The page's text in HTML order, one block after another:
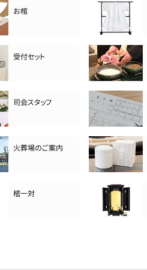
お棺
受付セット
司会スタッフ
火葬場のご案内
樒一対